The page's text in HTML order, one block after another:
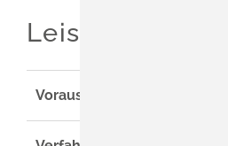
Leistungsdetails
Voraussetzungen